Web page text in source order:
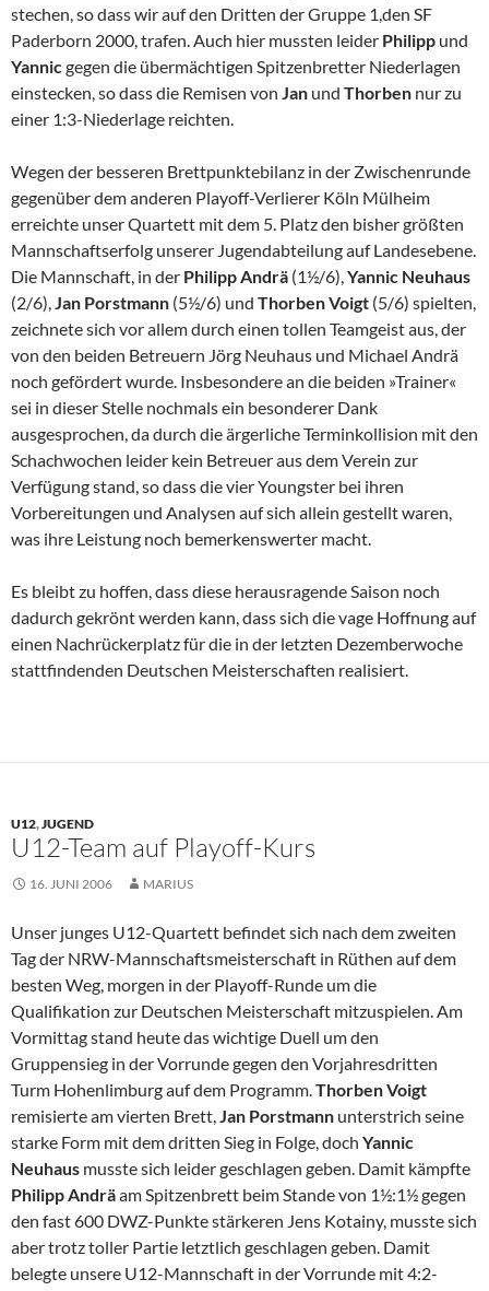
stechen, so dass wir auf den Dritten der Gruppe 1,den SF
Paderborn 2000, trafen. Auch hier mussten leider Philipp und
Yannicgegen die übermächtigen Spitzenbretter Niederlagen
einstecken, so dass die Remisen von Jan und Thorben nur zu
einer 1:3-Niederlage reichten.
Wegen der besseren Brettpunktebilanz in der Zwischenrunde
gegenüber dem anderen Playoff-Verlierer Köln Mülheim
erreichte unser Quartett mit dem 5. Platz den bisher größten
Mannschaftserfolg unserer Jugendabteilung auf Landesebene.
Die Mannschaft, in der Philipp Andrä (1½/6),Yannic Neuhaus
(2/6),Jan Porstmann (5½/6) und Thorben Voigt (5/6) spielten,
zeichnete sich vor allem durch einen tollen Teamgeist aus, der
von den beiden Betreuern Jörg Neuhaus und Michael Andrä
noch gefördert wurde. Insbesondere an die beiden »Trainer«
sei in dieser Stelle nochmals ein besonderer Dank
ausgesprochen, da durch die ärgerliche Terminkollision mit den
Schachwochen leider kein Betreuer aus dem Verein zur
Verfügung stand, so dass die vier Youngster bei ihren
Vorbereitungen und Analysen auf sich allein gestellt waren,
was ihre Leistung noch bemerkenswerter macht.
Es bleibt zu hoffen, dass diese herausragende Saison noch
dadurch gekrönt werden kann, dass sich die vage Hoffnung auf
einen Nachrückerplatz für die in der letzten Dezemberwoche
stattfindenden Deutschen Meisterschaften realisiert.
U12,JUGEND
U12-Team auf Playoff-Kurs
16. JUNI 2006 MARIUS
Unser junges U12-Quartett befindet sich nach dem zweiten
Tag der NRW-Mannschaftsmeisterschaft in Rüthen auf dem
besten Weg, morgen in der Playoff-Runde um die
Qualifikation zur Deutschen Meisterschaft mitzuspielen. Am
Vormittag stand heute das wichtige Duell um den
Gruppensieg in der Vorrunde gegen den Vorjahresdritten
Turm Hohenlimburg auf dem Programm.Thorben Voigt
remisierte am vierten Brett,Jan Porstmann unterstrich seine
starke Form mit dem dritten Sieg in Folge, doch Yannic
Neuhaus musste sich leider geschlagen geben. Damit kämpfte
Philipp Andräam Spitzenbrett beim Stande von 1½:1½ gegen
den fast 600 DWZ-Punkte stärkeren Jens Kotainy, musste sich
aber trotz toller Partie letztlich geschlagen geben. Damit
belegte unsere U12-Mannschaft in der Vorrunde mit 4:2-